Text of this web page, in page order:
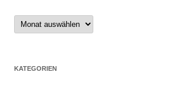
Archiv
KATEGORIEN